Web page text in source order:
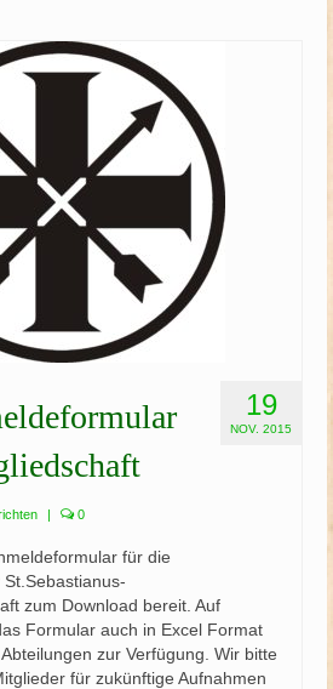
19
NOV. 2015
| 0
für die
zum Download bereit. Auf
Formular auch in Excel Format
zur Verfügung. Wir bitte
für zukünftige Aufnahmen